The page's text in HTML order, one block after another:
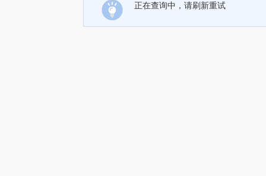
正在查询中，请刷新重试